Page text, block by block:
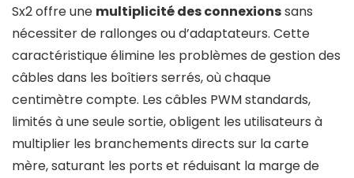
Sx2 offre une multiplicité des connexionssans
nécessiter de rallonges ou d’adaptateurs. Cette
caractéristique élimine les problèmes de gestion des
câbles dans les boîtiers serrés, où chaque
centimètre compte. Les câbles PWM standards,
limités à une seule sortie, obligent les utilisateurs à
multiplier les branchements directs sur la carte
mère, saturant les ports et réduisant la marge de